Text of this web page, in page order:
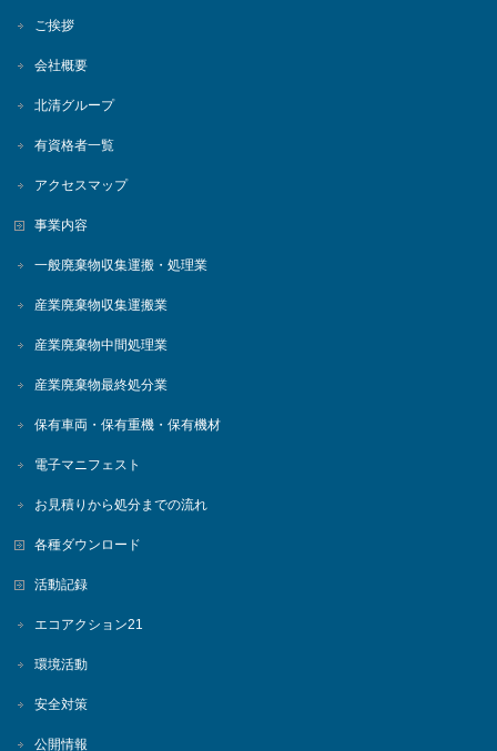
ご挨拶
会社概要
北清グループ
有資格者一覧
アクセスマップ
事業内容
一般廃棄物収集運搬・処理業
産業廃棄物収集運搬業
産業廃棄物中間処理業
産業廃棄物最終処分業
保有車両・保有重機・保有機材
電子マニフェスト
お見積りから処分までの流れ
各種ダウンロード
活動記録
エコアクション21
環境活動
安全対策
公開情報